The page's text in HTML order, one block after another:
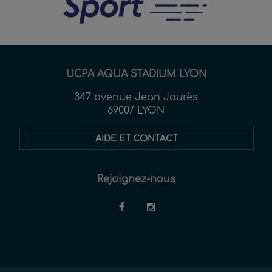
UCPA AQUA STADIUM LYON
347 avenue Jean Jaurès
69007 LYON
AIDE ET CONTACT
Rejoignez-nous